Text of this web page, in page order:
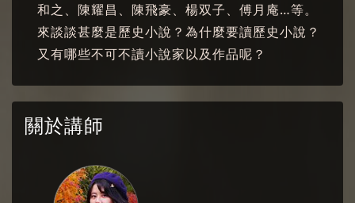
和之、陳耀昌、陳飛豪、楊双子、傅月庵…等。
來談談甚麼是歷史小說？為什麼要讀歷史小說？
又有哪些不可不讀小說家以及作品呢？
關於講師